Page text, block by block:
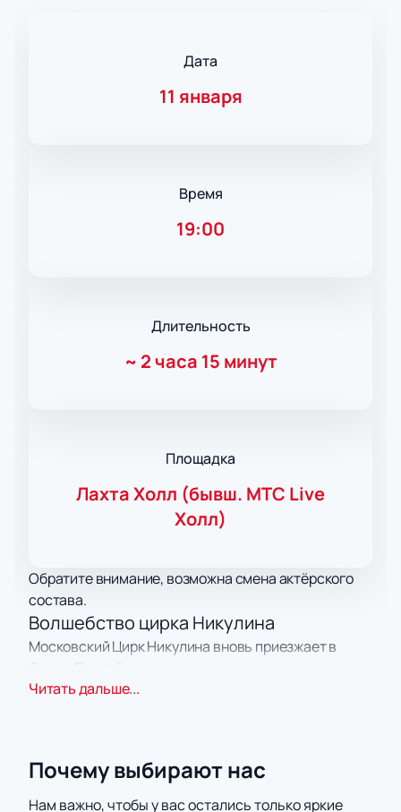
Дата
11 января
Время
19:00
Длительность
~ 2 часа 15 минут
Площадка
Лахта Холл (бывш. МТС Live
Холл)
Обратите внимание, возможна смена актёрского
состава.
Волшебство цирка Никулина
Московский Цирк Никулина вновь приезжает в
представлением «Двое из ларца». Эта сказка
праздника и магии создаётся с первых минут,
приглашая детей и взрослых полностью
Читать дальше...
Почему выбирают нас
Нам важно, чтобы у вас остались только яркие